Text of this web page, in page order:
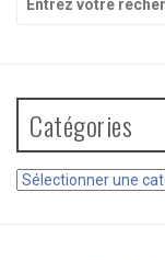
pour
Catégories
Catégories